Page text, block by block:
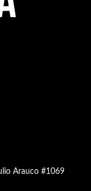
Arauco #1069